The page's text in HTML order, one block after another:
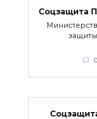
Соцзащита
0